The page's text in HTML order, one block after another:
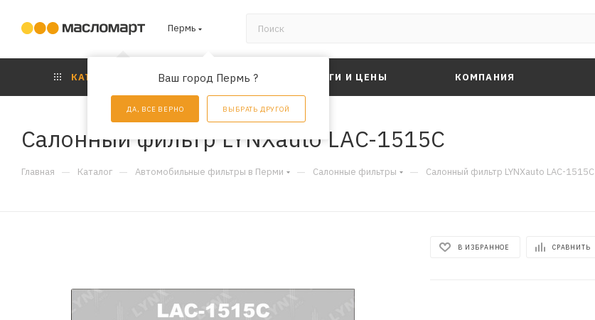
Пермь
Ваш город Пермь ?
ДА, ВСЕ ВЕРНО ВЫБРАТЬ ДРУГОЙ
КАТАЛОГ АКЦИИ УСЛУГИ И ЦЕНЫ КОМПАНИЯ
Салонный фильтр LYNXauto LAC-1515C
Главная — Каталог — Автомобильные фильтры в Перми — Салонные фильтры — Салонный фильтр LYNXauto LAC-1515C
В ИЗБРАННОЕ СРАВНИТЬ